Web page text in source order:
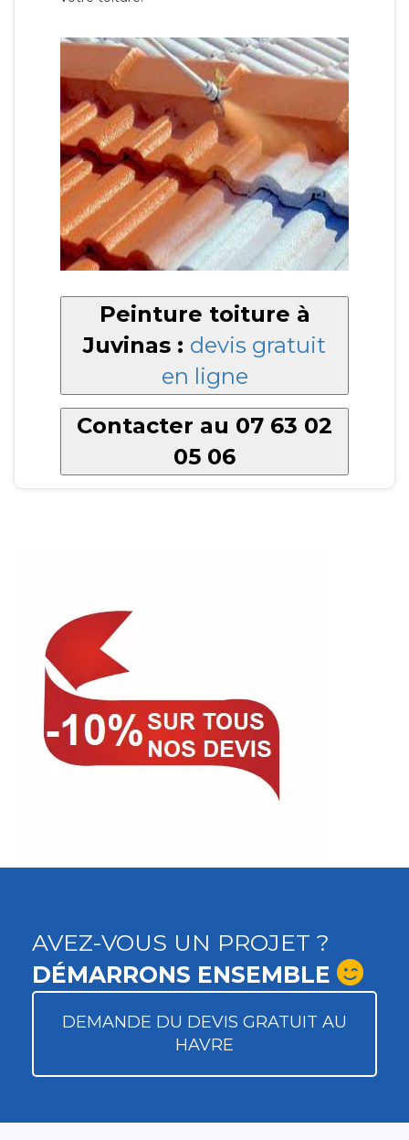
Peinture toiture à
Juvinas : devis gratuit
en ligne
Contacter au 07 63 02
05 06
AVEZ-VOUS UN PROJET ?
DÉMARRONS ENSEMBLE
DEMANDE DU DEVIS GRATUIT AU
HAVRE